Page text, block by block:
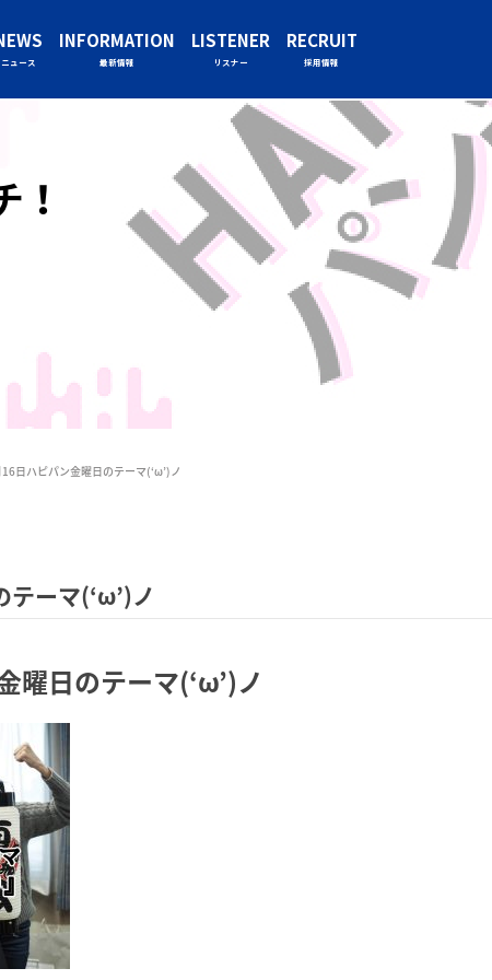
ニュース
INFORMATION
最新情報
LISTENER
リスナー
RECRUIT
採用情報
！
日ハピパン金曜日のテーマ(‘ω’)ノ
ーマ(‘ω’)ノ
曜日のテーマ(‘ω’)ノ